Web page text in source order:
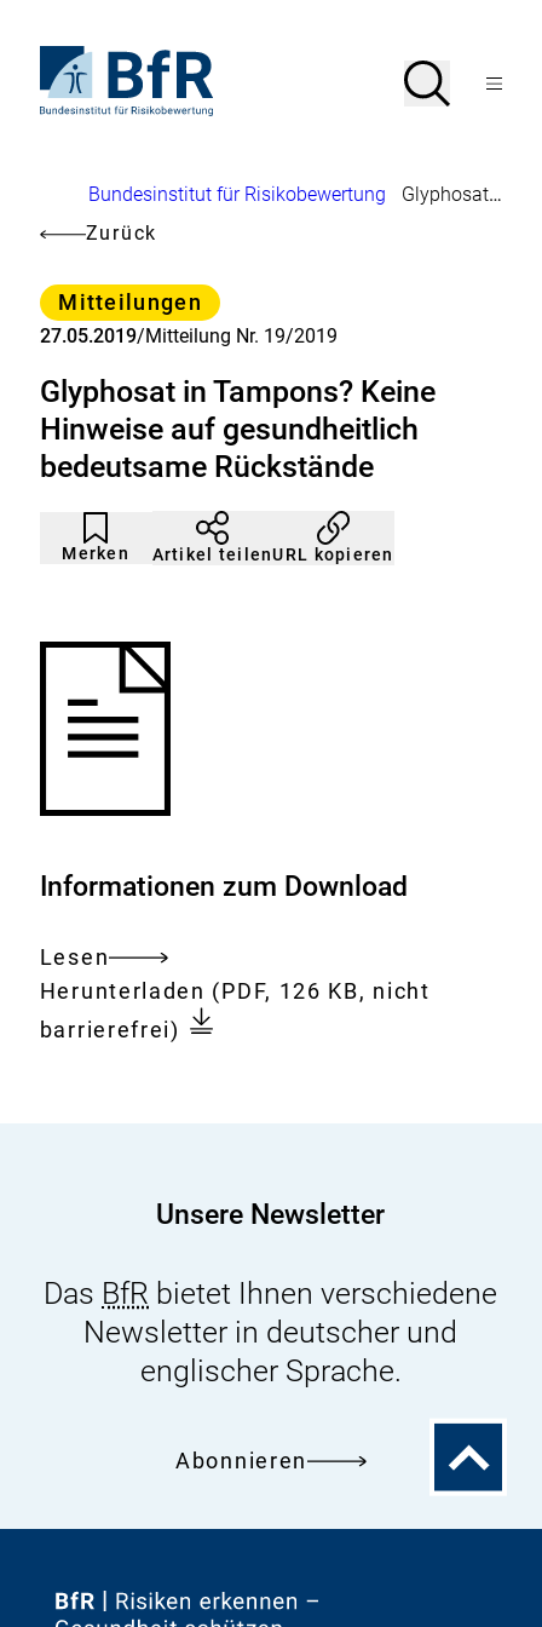
Seiteninhalt
springenStartseite
von
Suche
SucheMenü
Brotkrumennavigation
Bundesinstitut für Risikobewertung
Glyphosat in Tampons? Keine Hinweise auf gesundheitlich bedeutsame Rückstände
Zurück
Kategorie
Mitteilungen
27.05.2019/Mitteilung Nr. 19/2019
Glyphosat in Tampons? Keine
Hinweise auf gesundheitlich
bedeutsame Rückstände
Merken
Artikel
nicht
gemerkt
Durch
Klicken
der
Artikel teilenURL kopieren
Informationen zum Download
Lesen
Gesamtes
Dokument
Download:
Herunterladen Glyphosat
in
bedeutsame
(PDF, 126 KB, nicht
barrierefrei)
Unsere Newsletter
Das BfR bietet Ihnen verschiedene
Newsletter in deutscher und
englischer Sprache.
Abonnieren
Zum
Zur